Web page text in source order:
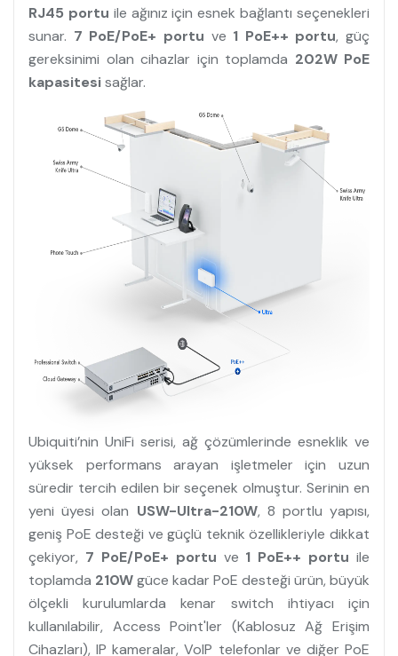
RJ45 portu ile ağınız için esnek bağlantı seçenekleri
sunar. 7 PoE/PoE+ portu ve 1 PoE++ portu, güç
gereksinimi olan cihazlar için toplamda 202W PoE
kapasitesisağlar.
Ubiquiti’nin UniFi serisi, ağ çözümlerinde esneklik ve
yüksek performans arayan işletmeler için uzun
süredir tercih edilen bir seçenek olmuştur. Serinin en
yeni üyesi olan USW-Ultra-210W, 8 portlu yapısı,
geniş PoE desteği ve güçlü teknik özellikleriyle dikkat
çekiyor, 7 PoE/PoE+ portu ve 1 PoE++ portu ile
toplamda 210Wgüce kadar PoE desteği ürün, büyük
ölçekli kurulumlarda kenar switch ihtiyacı için
kullanılabilir, Access Point'ler (Kablosuz Ağ Erişim
Cihazları), IP kameralar, VoIP telefonlar ve diğer PoE